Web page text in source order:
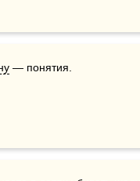
— понятия.